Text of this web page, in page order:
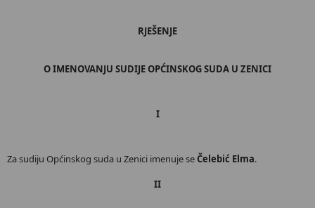
RJEŠENJE
O IMENOVANJU SUDIJE OPĆINSKOG SUDA U ZENICI
I
Za sudiju Općinskog suda u Zenici imenuje seČelebić Elma.
II